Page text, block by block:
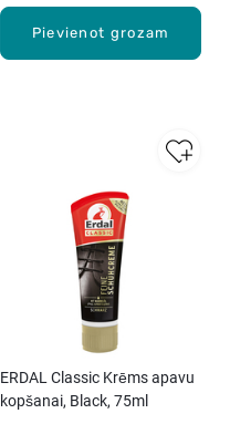
Pievienot grozam
ERDAL Classic Krēms apavu
kopšanai, Black, 75ml